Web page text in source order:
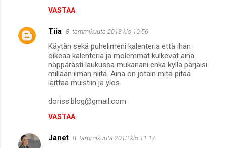
VASTAA
Tiia 8. tammikuuta 2013 klo 10.56
Käytän sekä puhelimeni kalenteria että ihan
oikeaa kalenteria ja molemmat kulkevat aina
näppärästi laukussa mukanani enkä kyllä pärjäisi
millään ilman niitä. Aina on jotain mitä pitää
laittaa muistiin ja ylös.
doriss.blog@gmail.com
VASTAA
Janet 8. tammikuuta 2013 klo 11.17